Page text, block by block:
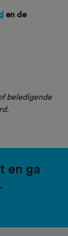
en de
beledigende
en ga